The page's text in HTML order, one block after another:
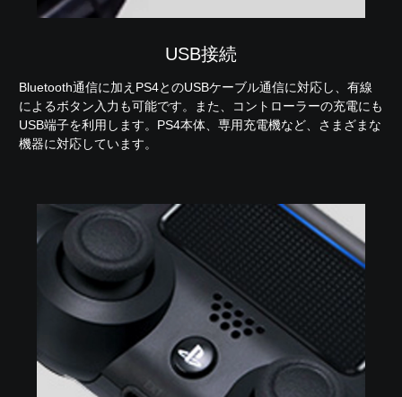
USB接続
Bluetooth通信に加えPS4とのUSBケーブル通信に対応し、有線
によるボタン入力も可能です。また、コントローラーの充電にも
USB端子を利用します。PS4本体、専用充電機など、さまざまな
機器に対応しています。